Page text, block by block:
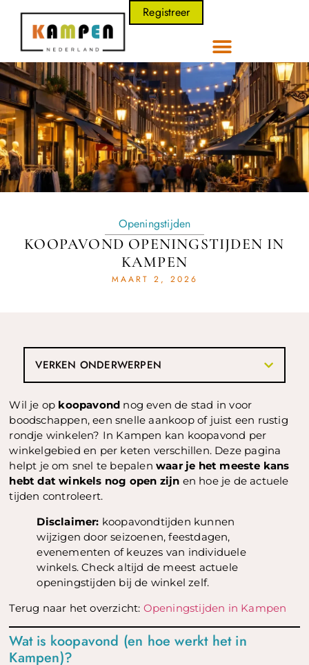
Registreer
Openingstijden
KOOPAVOND OPENINGSTIJDEN IN
KAMPEN
MAART 2, 2026
Wil je op koopavond nog even de stad in voor
boodschappen, een snelle aankoop of juist een rustig
rondje winkelen? In Kampen kan koopavond per
winkelgebied en per keten verschillen. Deze pagina
helpt je om snel te bepalenwaar je het meeste kans
hebt dat winkels nog open zijn en hoe je de actuele
tijden controleert.
Disclaimer: koopavondtijden kunnen
wijzigen door seizoenen, feestdagen,
evenementen of keuzes van individuele
winkels. Check altijd de meest actuele
openingstijden bij de winkel zelf.
Terug naar het overzicht: Openingstijden in Kampen
Wat is koopavond (en hoe werkt het in
Kampen)?
VERKEN ONDERWERPEN